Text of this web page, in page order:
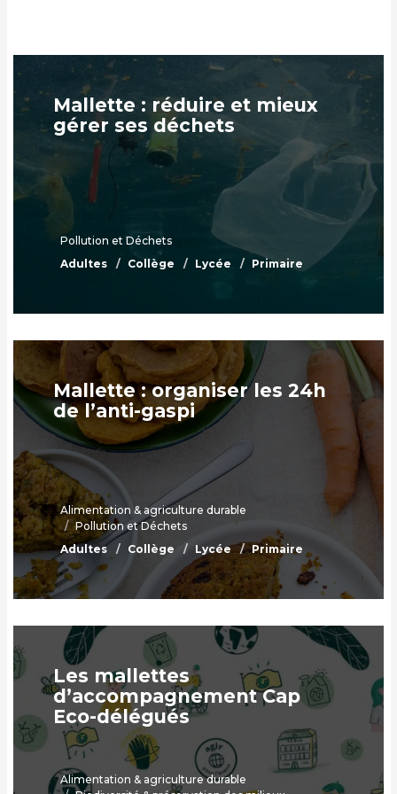
Mallette : réduire et mieux
gérer ses déchets
Pollution et Déchets
Adultes
Collège Lycée Primaire
Mallette : organiser les 24h
de l’anti-gaspi
Alimentation & agriculture durable
Pollution et Déchets
Adultes
Collège Lycée Primaire
Les mallettes
d’accompagnement Cap
Eco-délégués
Alimentation & agriculture durable